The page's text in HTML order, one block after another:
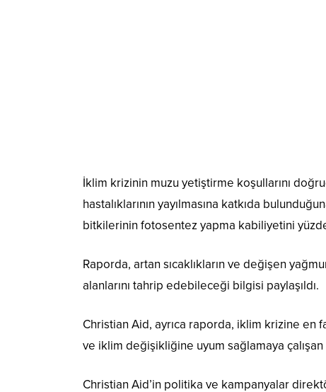
İklim krizinin muzu yetiştirme koşullarını
hastalıklarının yayılmasına katkıda
bitkilerinin fotosentez yapma kabiliyetini
Raporda, artan sıcaklıkların ve değişen
alanlarını tahrip edebileceği bilgisi paylaşıldı.
Christian Aid, ayrıca raporda, iklim krizine en
ve iklim değişikliğine uyum sağlamaya
Christian Aid’in politika ve kampanyalar